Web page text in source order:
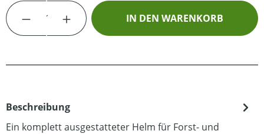
Produkt Anzahl: Gib den gewünschten
IN DEN WARENKORB
Beschreibung
Ein komplett ausgestatteter Helm für Forst- und